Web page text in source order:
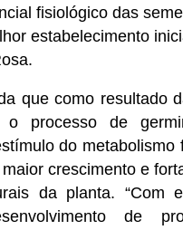
fisiológico das
estabelecimento
que como resultado
o processo de
do metabolismo
crescimento e
da planta. “Com
de